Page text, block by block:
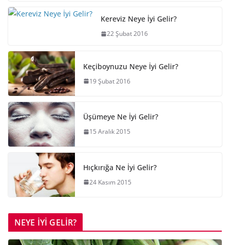
Kereviz Neye İyi Gelir?
22 Şubat 2016
Keçiboynuzu Neye İyi Gelir?
19 Şubat 2016
Üşümeye Ne İyi Gelir?
15 Aralık 2015
Hıçkırığa Ne İyi Gelir?
24 Kasım 2015
NEYE İYİ GELİR?